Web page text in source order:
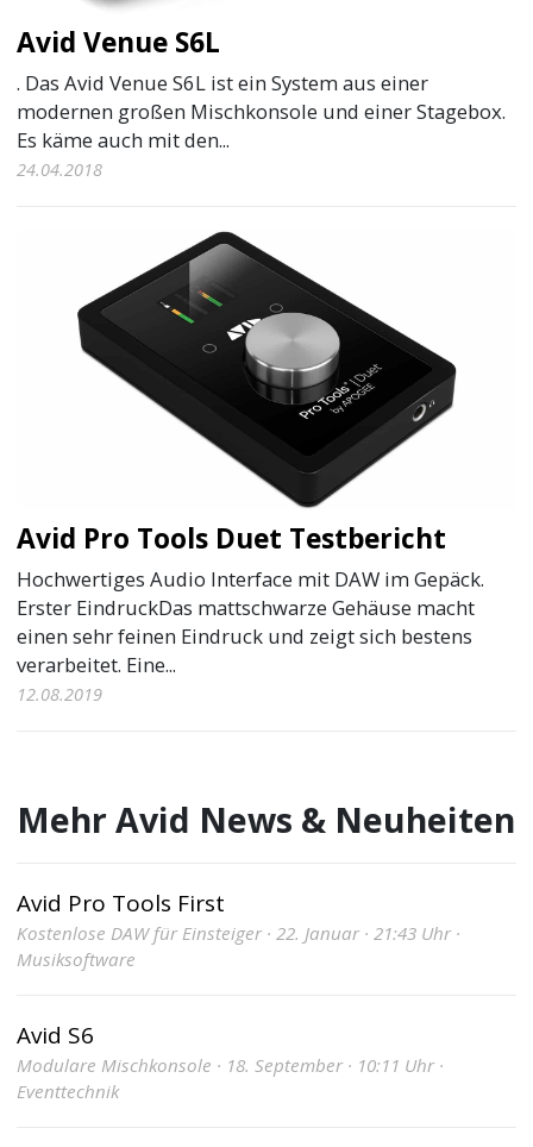
Avid Venue S6L
. Das Avid Venue S6L ist ein System aus einer
modernen großen Mischkonsole und einer Stagebox.
Es käme auch mit den...
24.04.2018
Avid Pro Tools Duet Testbericht
Hochwertiges Audio Interface mit DAW im Gepäck.
Erster EindruckDas mattschwarze Gehäuse macht
einen sehr feinen Eindruck und zeigt sich bestens
verarbeitet. Eine...
12.08.2019
Mehr Avid News & Neuheiten
Avid Pro Tools First
Kostenlose DAW für Einsteiger · 22. Januar · 21:43 Uhr ·
Musiksoftware
Avid S6
Modulare Mischkonsole · 18. September · 10:11 Uhr ·
Eventtechnik